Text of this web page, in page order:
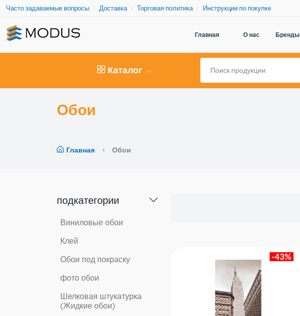
Часто задаваемые вопросы Доставка Торговая политика Инструкции по покупке
Главная О нас Бренды
Каталог
Обои
Главная Обои
-43%
подкатегории
Виниловые обои
Клей
Обои под покраску
фото обои
Шелковая штукатурка
(Жидкие обои)